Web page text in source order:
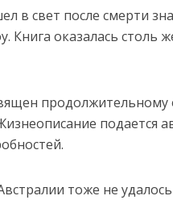
в свет после смерти
Книга оказалась столь
продолжительному
подается
тоже не